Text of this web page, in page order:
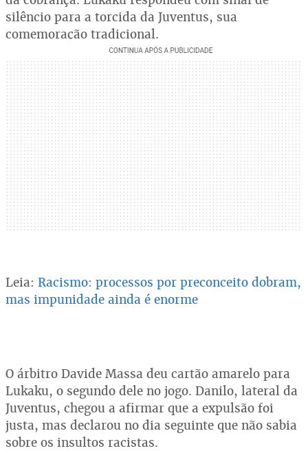
silêncio para a torcida da Juventus, sua
comemoração tradicional.
Leia: Racismo: processos por preconceito dobram,
mas impunidade ainda é enorme
O árbitro Davide Massa deu cartão amarelo para
Lukaku, o segundo dele no jogo. Danilo, lateral da
Juventus, chegou a afirmar que a expulsão foi
justa, mas declarou no dia seguinte que não sabia
sobre os insultos racistas.